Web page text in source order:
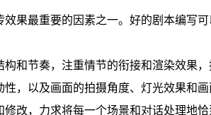
果最重要的因素之一。好的剧本编写
构和节奏，注重情节的衔接和渲染效果
，以及画面的拍摄角度、灯光效果和画
改，力求将每一个场景和对话处理地恰